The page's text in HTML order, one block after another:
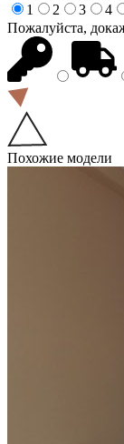
1
2 3 4
Пожалуйста,
Похожие модели